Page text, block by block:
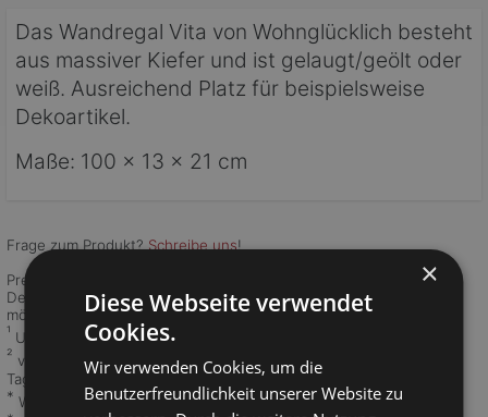
Das Wandregal Vita von Wohnglücklich besteht
aus massiver Kiefer und ist gelaugt/geölt oder
weiß. Ausreichend Platz für beispielsweise
Dekoartikel.
Maße: 100 x 13 x 21 cm
Frage zum Produkt? Schreibe uns!
Preise inkl. 19 % MwSt, siehe
Deutschlands). DieRücksendungist über unser Retourenportal
möglich.
¹ UVP: Unverbindliche Preisempfehlung des Herstellers
² vorher: Entspricht dem niedrigsten Gesamtpreis der letzten 30
Tage vor der Preisherabsetzung in unserem Online-Shop.
* Werktage: Montag bis Freitag
×
Diese Webseite verwendet
Cookies.
Wir verwenden Cookies, um die
Benutzerfreundlichkeit unserer Website zu